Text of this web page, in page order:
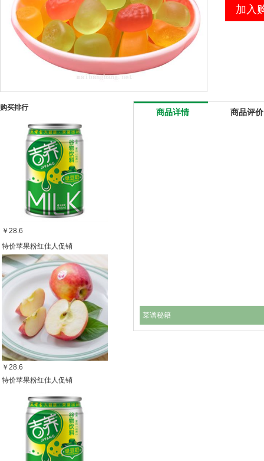
加入
购买排行
￥28.6
特价苹果粉红佳人促销
￥28.6
特价苹果粉红佳人促销
商品详情 商品评价
菜谱秘籍